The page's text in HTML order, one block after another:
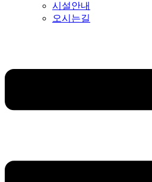
시설안내
오시는길